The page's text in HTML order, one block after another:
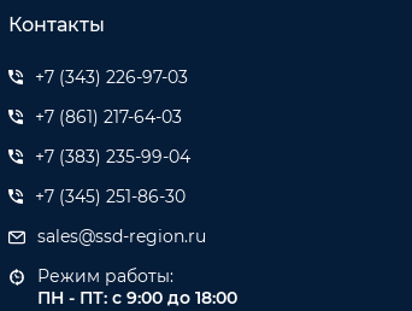
Контакты
+7 (343) 226-97-03
+7 (861) 217-64-03
+7 (383) 235-99-04
+7 (345) 251-86-30
sales@ssd-region.ru
Режим работы:
ПН - ПТ: с 9:00 до 18:00